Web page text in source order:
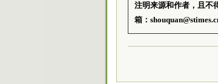
注明来源和作者，且不
箱：